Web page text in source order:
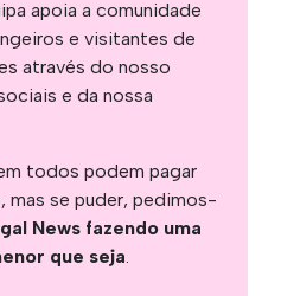
apoia a comunidade
e visitantes de
através do nosso
e da nossa
todos podem pagar
mas se puder, pedimos-
News fazendo uma
que seja.